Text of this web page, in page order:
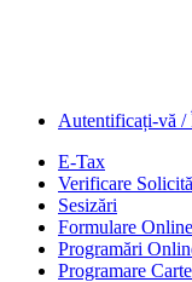
Autentificați-vă /
E-Tax
Verificare
Sesizări
Formulare Online
Programări
Programare